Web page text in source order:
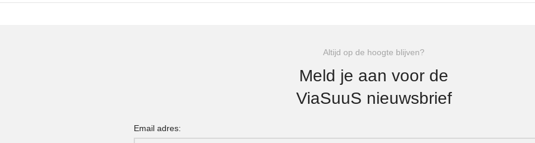
Altijd op de hoogte blijven?
Meld je aan voor de
ViaSuuS nieuwsbrief
Email adres: